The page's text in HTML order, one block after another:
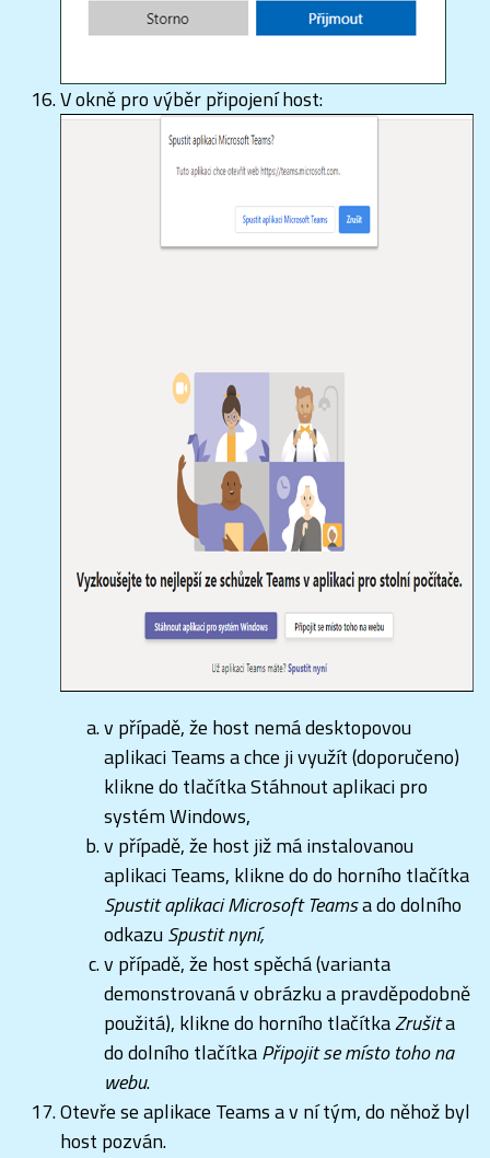
V okně pro výběr připojení host:
v případě, že host nemá desktopovou
aplikaci Teams a chce ji využít (doporučeno)
klikne do tlačítka Stáhnout aplikaci pro
systém Windows,
v případě, že host již má instalovanou
aplikaci Teams, klikne do do horního tlačítka
Spustit aplikaci Microsoft Teamsa do dolního
odkazuSpustit nyní,
v případě, že host spěchá (varianta
demonstrovaná v obrázku a pravděpodobně
použitá), klikne do horního tlačítkaZrušita
do dolního tlačítkaPřipojit se místo toho na
webu.
Otevře se aplikace Teams a v ní tým, do něhož byl
host pozván.